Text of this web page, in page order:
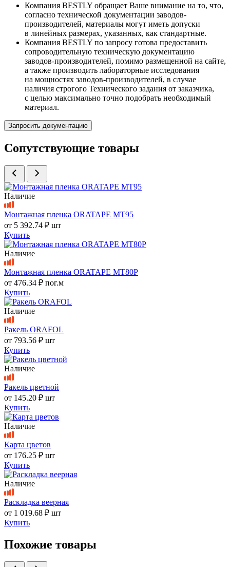
Компания BESTLY обращает Ваше внимание на то, что,
согласно технической документации заводов-
производителей, материалы могут иметь допуски
в линейных размерах, указанных, как стандартные.
Компания BESTLY по запросу готова предоставить
сопроводительную техническую документацию
заводов-производителей, помимо размещенной на сайте,
а также производить лабораторные исследования
на мощностях заводов-производителей, в случае
наличия строгого Технического задания от заказчика,
с целью максимально точно подобрать необходимый
материал.
Запросить документацию
Сопутствующие товары
Наличие
Монтажная пленка ORATAPE MT95
от 5 392.74 ₽ шт
Купить
Наличие
Монтажная пленка ORATAPE MT80P
от 476.34 ₽ пог.м
Купить
Наличие
Ракель ORAFOL
от 793.56 ₽ шт
Купить
Наличие
Ракель цветной
от 145.20 ₽ шт
Купить
Наличие
Карта цветов
от 176.25 ₽ шт
Купить
Наличие
Раскладка веерная
от 1 019.68 ₽ шт
Купить
Похожие товары